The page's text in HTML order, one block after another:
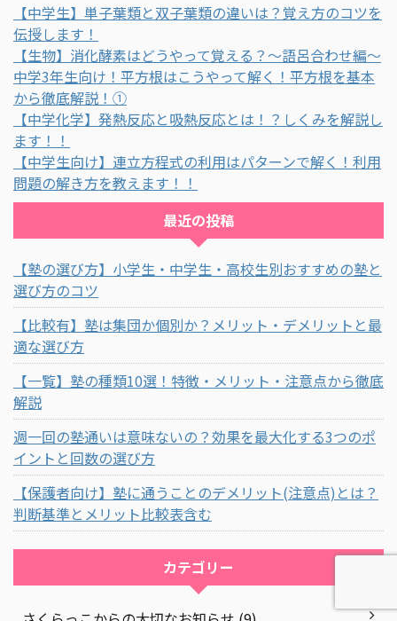
【中学生】単子葉類と双子葉類の違いは？覚え方のコツを
伝授します！
【生物】消化酵素はどうやって覚える？～語呂合わせ編～
中学3年生向け！平方根はこうやって解く！平方根を基本
から徹底解説！①
【中学化学】発熱反応と吸熱反応とは！？しくみを解説し
ます！！
【中学生向け】連立方程式の利用はパターンで解く！利用
問題の解き方を教えます！！
最近の投稿
【塾の選び方】小学生・中学生・高校生別おすすめの塾と
選び方のコツ
【比較有】塾は集団か個別か？メリット・デメリットと最
適な選び方
【一覧】塾の種類10選！特徴・メリット・注意点から徹底
解説
週一回の塾通いは意味ないの？効果を最大化する3つのポ
イントと回数の選び方
【保護者向け】塾に通うことのデメリット(注意点)とは？
判断基準とメリット比較表含む
カテゴリー